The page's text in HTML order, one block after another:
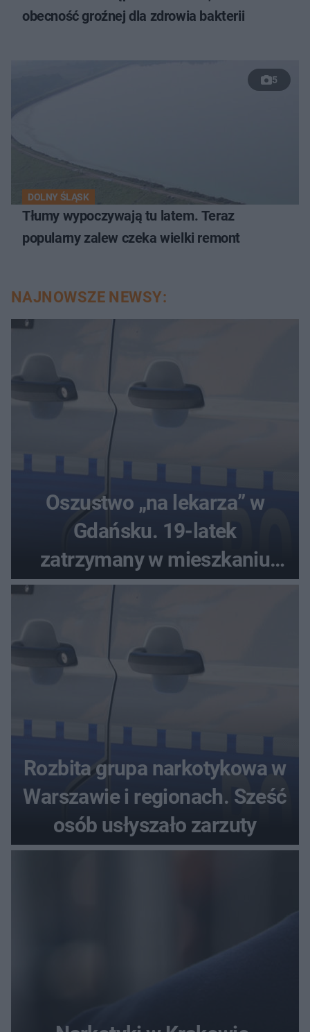
obecność groźnej dla zdrowia bakterii
5
DOLNY ŚLĄSK
Tłumy wypoczywają tu latem. Teraz
popularny zalew czeka wielki remont
NAJNOWSZE NEWSY:
Oszustwo „na lekarza” w
Gdańsku. 19-latek
zatrzymany w mieszkaniu
seniora
Rozbita grupa narkotykowa w
Warszawie i regionach. Sześć
osób usłyszało zarzuty